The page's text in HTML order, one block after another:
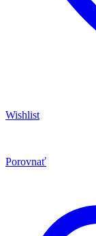
Wishlist
Porovnať